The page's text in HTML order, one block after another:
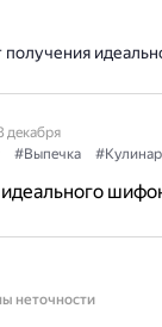
получения
декабря
#Выпечка
неточности